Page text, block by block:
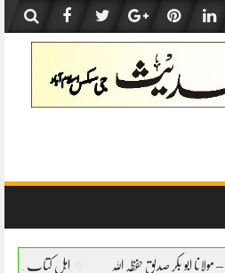
اہل کتاب کے برتن استعمال کرنے کا بیان –